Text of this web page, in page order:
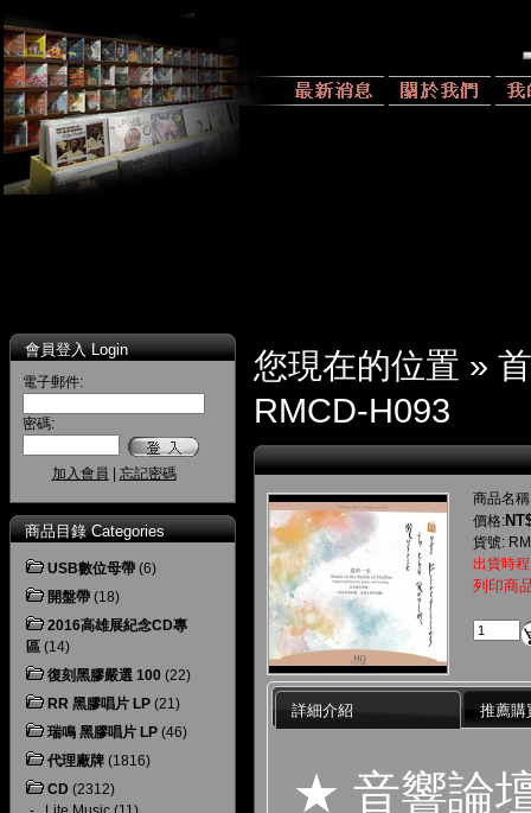
會員登入 Login
電子郵件:
密碼:
加入會員 忘記密碼
商品目錄 Categories
USB數位母帶 (6)
開盤帶 (18)
2016高雄展紀念CD專
區 (14)
復刻黑膠嚴選 100 (22)
RR 黑膠唱片 LP (21)
瑞鳴 黑膠唱片 LP (46)
代理廠牌 (1816)
CD (2312)
您現在的位置 »
RMCD-H093
商品名
價格:
貨號:
出貨時
列印商
詳細介紹 推薦購
★ 音響論